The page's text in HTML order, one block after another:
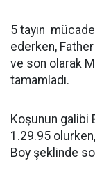
5 tayın
ederken,
ve son olarak
tamamladı.
Koşunun galibi
1.29.95
Boy şeklinde